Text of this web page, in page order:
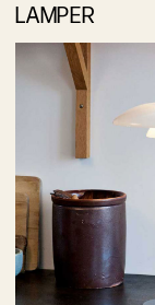
LAMPER